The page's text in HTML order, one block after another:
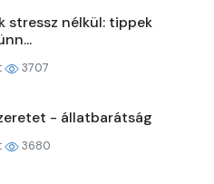
stressz nélkül: tippek
3707
- állatbarátság
3680